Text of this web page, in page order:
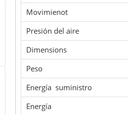
Movimienot
Presión del aire
Dimensions
Peso
Energía suministro
Energía